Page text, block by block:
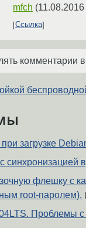
mfch (
Ссылка
комментарии
загрузке
синхронизацией
флешку с
root-паролем).
Проблемы с